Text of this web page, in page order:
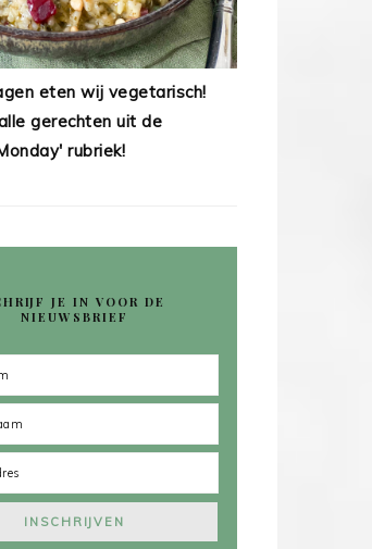
eten wij vegetarisch!
gerechten uit de
rubriek!
JE IN VOOR DE
NIEUWSBRIEF